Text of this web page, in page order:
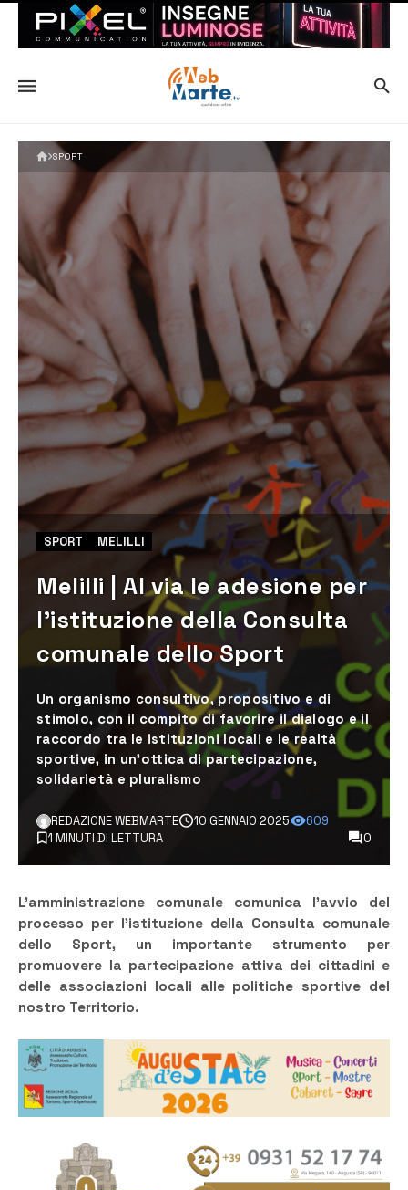
SPORT
SPORT MELILLI
Melilli | Al via le adesione per
l’istituzione della Consulta
comunale dello Sport
Un organismo consultivo, propositivo e di
stimolo, con il compito di favorire il dialogo e il
raccordo tra le istituzioni locali e le realtà
sportive, in un’ottica di partecipazione,
solidarietà e pluralismo
REDAZIONE WEBMARTE 10 GENNAIO 2025
609
1 MINUTI DI LETTURA
0
L’amministrazione comunale comunica l’avvio del
processo per l’istituzione della Consulta comunale
dello Sport, un importante strumento per
promuovere la partecipazione attiva dei cittadini e
delle associazioni locali alle politiche sportive del
nostro Territorio.